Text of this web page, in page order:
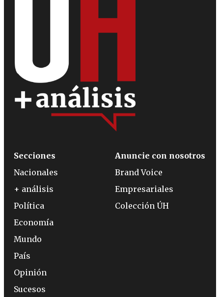
Secciones
Nacionales
+ análisis
Política
Economía
Mundo
País
Opinión
Sucesos
Anuncie con nosotros
Brand Voice
Empresariales
Colección ÚH